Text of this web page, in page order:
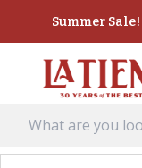
Summer